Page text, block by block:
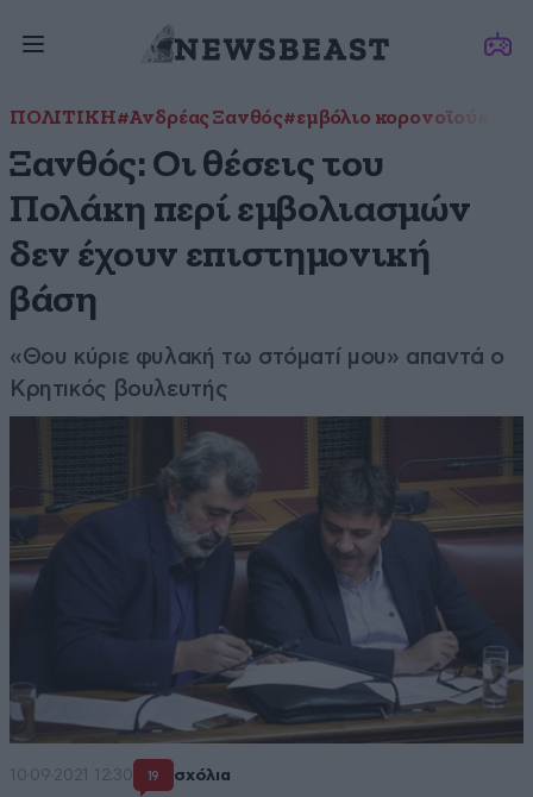
ΠΟΛΙΤΙΚΗ#Ανδρέας Ξανθός#εμβόλιο κορονοϊού
Ξανθός: Οι θέσεις του
Πολάκη περί εμβολιασμών
δεν έχουν επιστημονική
βάση
«Θου κύριε φυλακή τω στόματί μου» απαντά ο
Κρητικός βουλευτής
10·09·2021 12:30 19 σχόλια